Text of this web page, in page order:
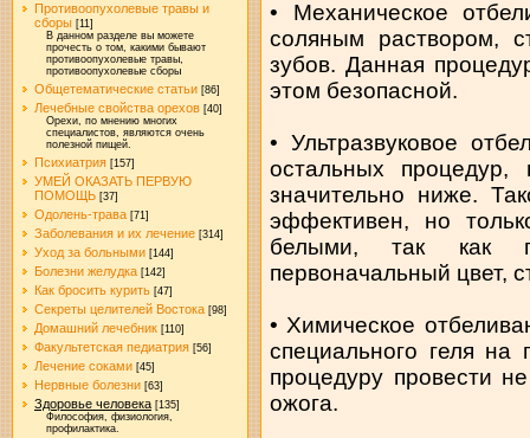
Противоопухолевые травы и
сборы [11]
В данном разделе вы можете
прочесть о том, какими бывают
противоопухолевые травы,
противоопухолевые сборы
Общетематические статьи [86]
Лечебные свойства орехов [40]
Орехи, по мнению многих
специалистов, являются очень
полезной пищей.
Психиатрия [157]
УМЕЙ ОКАЗАТЬ ПЕРВУЮ
ПОМОЩЬ [37]
Одолень-трава [71]
Заболевания и их лечение [314]
Уход за больными [144]
Болезни желудка [142]
Как бросить курить [47]
Секреты целителей Востока [98]
Домашний лечебник [110]
Факультетская педиатрия [56]
Лечение соками [45]
Нервные болезни [63]
Здоровье человека [135]
Философия, физиология,
профилактика.
• Механическое
соляным раствором,
зубов. Данная
этом безопасной.
• Ультразвуковое
остальных процедур,
значительно ниже.
эффективен, но
белыми, так как
первоначальный цвет,
• Химическое
специального геля
процедуру провести
ожога.